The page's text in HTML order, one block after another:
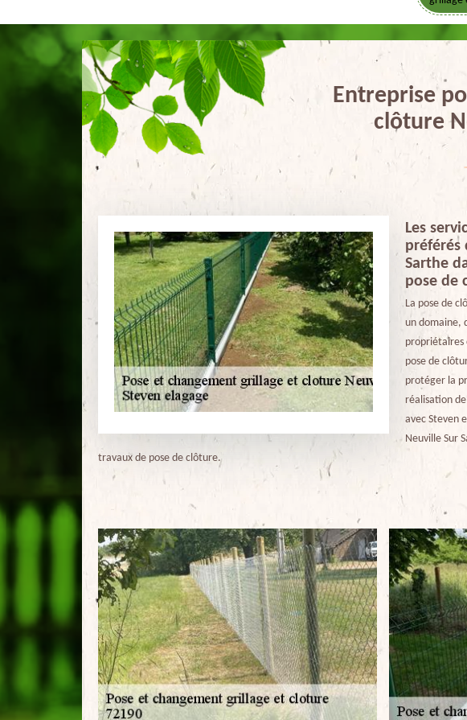
Entreprise
clôture
Les
préférés
Sarthe
pose de
La pose de
un domaine,
propriétaires
pose de
protéger la
réalisation
avec Steven
Neuville Sur
travaux de pose de clôture.